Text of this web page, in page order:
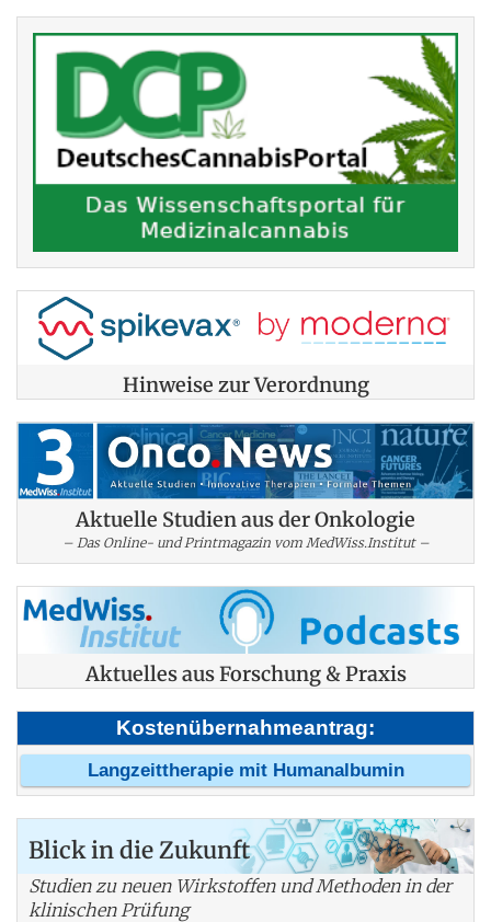
Hinweise zur Verordnung
Aktuelle Studien aus der Onkologie
– Das Online- und Printmagazin vom MedWiss.Institut –
Aktuelles aus Forschung & Praxis
Kostenübernahmeantrag:
Langzeittherapie mit Humanalbumin
Blick in die Zukunft
Studien zu neuen Wirkstoffen und Methoden in der
klinischen Prüfung